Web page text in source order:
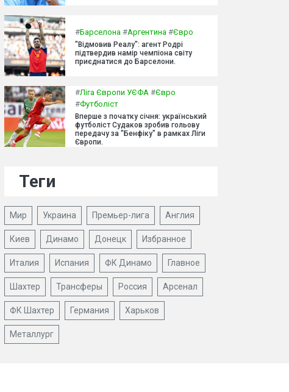
#Барселона #Аргентина #Євро
"Відмовив Реалу": агент Родрі
підтвердив намір чемпіона світу
приєднатися до Барселони.
#Ліга Європи УЄФА #Євро
#Футболіст
Вперше з початку січня: український
футболіст Судаков зробив гольову
передачу за "Бенфіку" в рамках Ліги
Європи.
Теги
Мир Украина Премьер-лига Англия
Киев Динамо Донецк Избранное
Италия Испания ФК Динамо Главное
Шахтер Трансферы Россия Арсенал
ФК Шахтер Германия Харьков
Металлург